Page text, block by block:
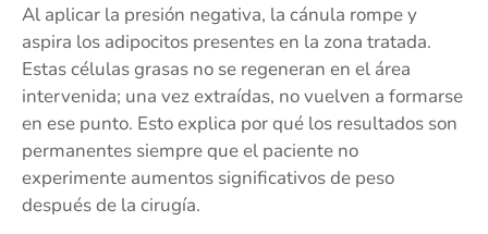
Al aplicar la presión negativa, la cánula rompe y
aspira los adipocitos presentes en la zona tratada.
Estas células grasas no se regeneran en el área
intervenida; una vez extraídas, no vuelven a formarse
en ese punto. Esto explica por qué los resultados son
permanentes siempre que el paciente no
experimente aumentos significativos de peso
después de la cirugía.